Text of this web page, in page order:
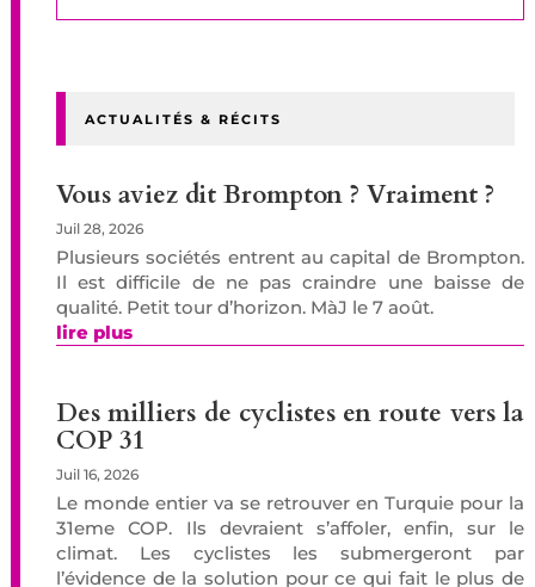
ACTUALITÉS & RÉCITS
Vous aviez dit Brompton ? Vraiment ?
Juil 28, 2026
Plusieurs sociétés entrent au capital de Brompton.
Il est difficile de ne pas craindre une baisse de
qualité. Petit tour d’horizon. MàJ le 7 août.
lire plus
Des milliers de cyclistes en route vers la
COP 31
Juil 16, 2026
Le monde entier va se retrouver en Turquie pour la
31eme COP. Ils devraient s’affoler, enfin, sur le
climat. Les cyclistes les submergeront par
l’évidence de la solution pour ce qui fait le plus de